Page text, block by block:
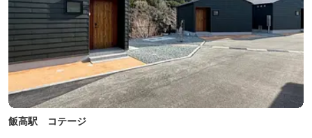
飯高駅 コテージ